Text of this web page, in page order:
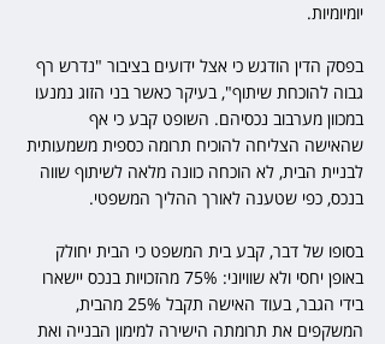
יומיומיות.
בפסק הדין הודגש כי אצל ידועים בציבור "נדרש רף
גבוה להוכחת שיתוף", בעיקר כאשר בני הזוג נמנעו
במכוון מערבוב נכסיהם. השופט קבע כי אף
שהאישה הצליחה להוכיח תרומה כספית משמעותית
לבניית הבית, לא הוכחה כוונה מלאה לשיתוף שווה
בנכס, כפי שטענה לאורך ההליך המשפטי.
בסופו של דבר, קבע בית המשפט כי הבית יחולק
באופן יחסי ולא שוויוני: 75% מהזכויות בנכס יישארו
בידי הגבר, בעוד האישה תקבל 25% מהבית,
המשקפים את תרומתה הישירה למימון הבנייה ואת